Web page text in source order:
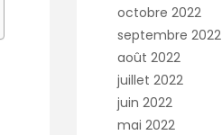
octobre 2022
septembre 2022
août 2022
juillet 2022
juin 2022
mai 2022